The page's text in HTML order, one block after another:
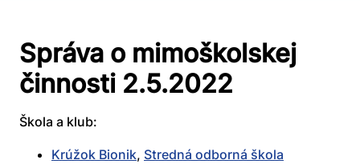
Správa o mimoškolskej
činnosti 2.5.2022
Škola a klub:
Krúžok Bionik, Stredná odborná škola